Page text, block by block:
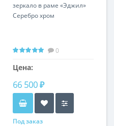
зеркало в раме «Эджил»
Серебро хром
0
Цена:
66 500 ₽
Под заказ